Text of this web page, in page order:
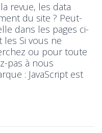
revue, les data
du site ? Peut-
dans les pages ci-
Si vous ne
ou pour toute
pas à nous
: JavaScript est